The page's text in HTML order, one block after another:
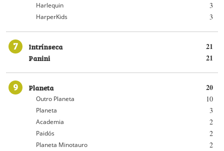
3
Harlequin
3
HarperKids
7 21
Intrínseca
21
Panini
9 20
Planeta
10
Outro Planeta
3
Planeta
2
Academia
2
Paidós
2
Planeta Minotauro